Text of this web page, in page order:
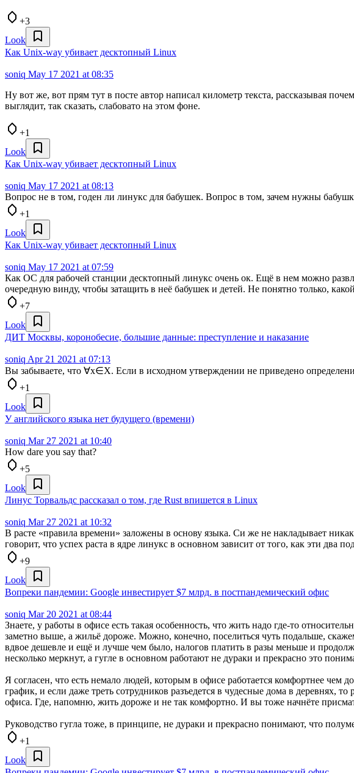
+3
Look
Как Unix-way убивает десктопный Linux
soniq May 17 2021 at 08:35
Ну вот же, вот прям тут в посте автор написал километр текста, рассказывая
выглядит, так сказать, слабовато на этом фоне.
+1
Look
Как Unix-way убивает десктопный Linux
soniq May 17 2021 at 08:13
Вопрос не в том, годен ли линукс для бабушек. Вопрос в том, зачем нужны
+1
Look
Как Unix-way убивает десктопный Linux
soniq May 17 2021 at 07:59
Как ОС для рабочей станции десктопный линукс очень ок. Ещё в нем можно
очередную винду, чтобы затащить в неё бабушек и детей. Не понятно только,
+7
Look
ДИТ Москвы, коронобесие, большие данные: преступление и наказание
soniq Apr 21 2021 at 07:13
Вы забываете, что ∀х∈Х. Если в исходном утверждении не приведено
+1
Look
У английского языка нет будущего (времени)
soniq Mar 27 2021 at 10:40
How dare you say that?
+5
Look
Линус Торвальдс рассказал о том, где Rust впишется в Linux
soniq Mar 27 2021 at 10:32
В расте «правила времени» заложены в основу языка. Си же не накладывает
говорит, что успех раста в ядре линукс в основном зависит от того, как эти два
+9
Look
Вопреки пандемии: Google инвестирует $7 млрд. в постпандемический офис
soniq Mar 20 2021 at 08:44
Знаете, у работы в офисе есть такая особенность, что жить надо где-то
заметно выше, а жильё дороже. Можно, конечно, поселиться чуть подальше,
вдвое дешевле и ещё и лучше чем было, налогов платить в разы меньше и
несколько меркнут, а гугле в основном работают не дураки и прекрасно это
Я согласен, что есть немало людей, которым в офисе работается комфортнее чем
график, и если даже треть сотрудников разъедется в чудесные дома в деревнях,
офиса. Где, напомню, жить дороже и не так комфортно. И вы тоже начнёте
Руководство гугла тоже, в принципе, не дураки и прекрасно понимают, что
+1
Look